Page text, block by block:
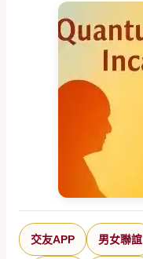
交友APP 男女聯誼